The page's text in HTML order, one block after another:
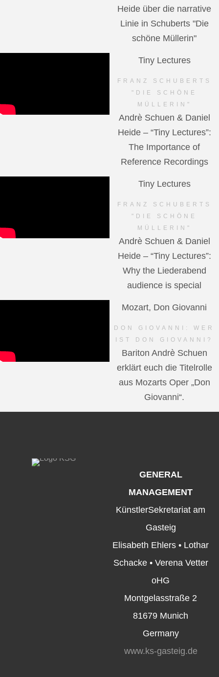
Heide über die narrative
Linie in Schuberts "Die
schöne Müllerin"
Tiny Lectures
FRANZ SCHUBERTS
"DIE SCHÖNE
MÜLLERIN"
Andrè Schuen & Daniel
Heide – “Tiny Lectures”:
The Importance of
Reference Recordings
Tiny Lectures
FRANZ SCHUBERTS
"DIE SCHÖNE
MÜLLERIN"
Andrè Schuen & Daniel
Heide – “Tiny Lectures”:
Why the Liederabend
audience is special
Mozart, Don Giovanni
DON GIOVANNI: WER
IST DON GIOVANNI?
Bariton Andrè Schuen
erklärt euch die Titelrolle
aus Mozarts Oper „Don
Giovanni“.
GENERAL
MANAGEMENT
KünstlerSekretariat am
Gasteig
Elisabeth Ehlers • Lothar
Schacke • Verena Vetter
oHG
Montgelasstraße 2
81679 Munich
Germany
www.ks-gasteig.de